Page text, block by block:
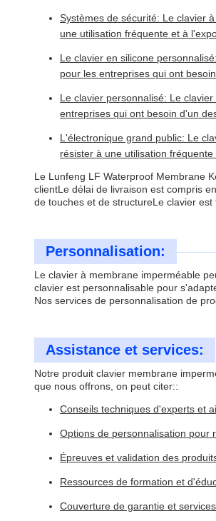
Systèmes de sécurité: Le clavier
une utilisation fréquente et à
Le clavier en silicone
pour les entreprises qui ont
Le clavier personnalisé: Le
entreprises qui ont besoin d'un
L'électronique grand public: Le
résister à une utilisation
Le Lunfeng LF Waterproof Membrane
clientLe délai de livraison est compris
de touches et de structureLe clavier
Personnalisation:
Le clavier à membrane imperméable
clavier est personnalisable pour
Nos services de personnalisation de
Assistance et services:
Notre produit clavier membrane
que nous offrons, on peut citer::
Conseils techniques d'experts et
Options de personnalisation pour
Épreuves et validation des
Ressources de formation et
Couverture de garantie et